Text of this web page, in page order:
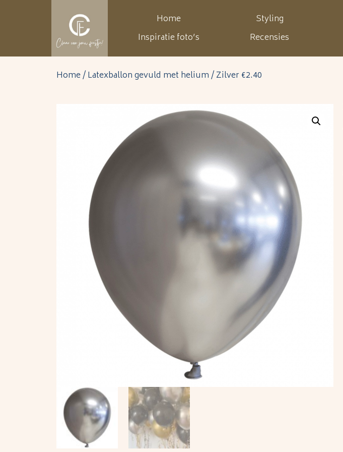
Home Styling
Inspiratie foto’s
Recensies
Home/Latexballon gevuld met helium/ Zilver €2.40